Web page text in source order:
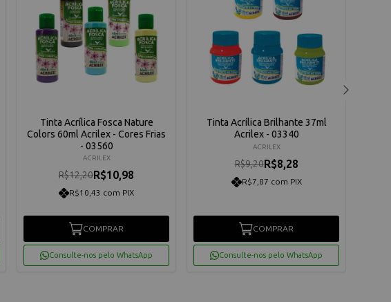
Tinta Acrílica Fosca Nature
Colors 60ml Acrilex - Cores Frias
- 03560
ACRILEX
R$12,20R$10,98
R$10,43 com PIX
COMPRAR
Consulte-nos pelo WhatsApp
Tinta Acrílica Brilhante 37ml
Acrilex - 03340
ACRILEX
R$9,20R$8,28
R$7,87 com PIX
COMPRAR
Consulte-nos pelo WhatsApp